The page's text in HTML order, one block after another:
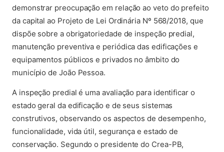
demonstrar preocupação em relação ao veto do prefeito
da capital ao Projeto de Lei Ordinária Nº 568/2018, que
dispõe sobre a obrigatoriedade de inspeção predial,
manutenção preventiva e periódica das edificações e
equipamentos públicos e privados no âmbito do
município de João Pessoa.
A inspeção predial é uma avaliação para identificar o
estado geral da edificação e de seus sistemas
construtivos, observando os aspectos de desempenho,
funcionalidade, vida útil, segurança e estado de
conservação. Segundo o presidente do Crea-PB,